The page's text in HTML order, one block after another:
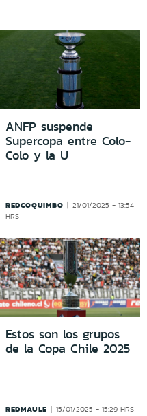
ANFP suspende
Supercopa entre Colo-
Colo y la U
REDCOQUIMBO
21/01/2025 - 13:54
HRS
Estos son los grupos
de la Copa Chile 2025
REDMAULE 15/01/2025 - 15:29 HRS